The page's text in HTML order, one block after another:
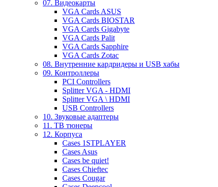
07. Видеокарты
VGA Cards ASUS
VGA Cards BIOSTAR
VGA Cards Gigabyte
VGA Cards Palit
VGA Cards Sapphire
VGA Cards Zotac
08. Внутренние кардридеры и USB хабы
09. Контроллеры
PCI Controllers
Splitter VGA - HDMI
Splitter VGA \ HDMI
USB Controllers
10. Звуковые адаптеры
11. ТВ тюнеры
12. Корпуса
Cases 1STPLAYER
Cases Asus
Cases be quiet!
Cases Chieftec
Cases Cougar